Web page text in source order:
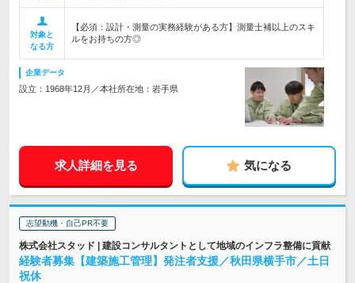
対象と
なる方
【必須：設計・測量の実務経験がある方】測量士補以上のスキ
ルをお持ちの方◎
企業データ
設立：1968年12月／本社所在地：岩手県
求人詳細を見る 気になる
志望動機・自己PR不要
株式会社スタッド | 建設コンサルタントとして地域のインフラ整備に貢献
経験者募集【建築施工管理】発注者支援／秋田県横手市／土日
祝休